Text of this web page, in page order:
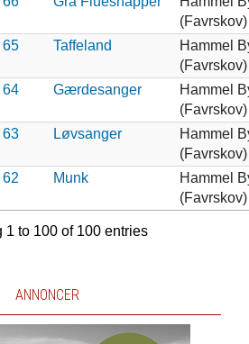
(Favrskov)
65 Taffeland
Hammel
(Favrskov)
64 Gærdesanger
Hammel
(Favrskov)
63 Løvsanger
Hammel
(Favrskov)
62 Munk
Hammel
(Favrskov)
1 to 100 of 100 entries
ANNONCER